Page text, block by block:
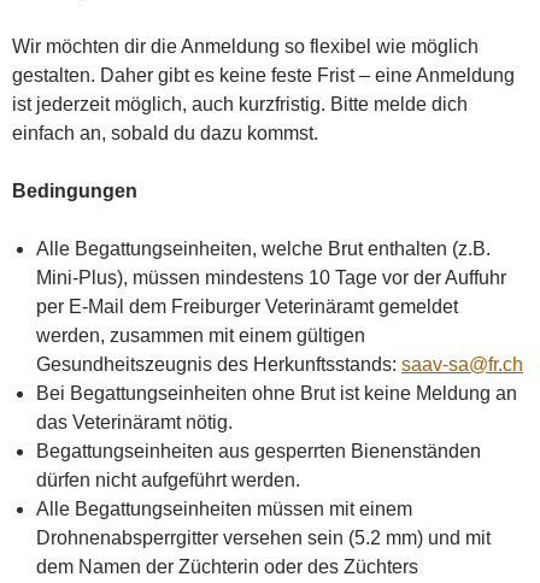
Wir möchten dir die Anmeldung so flexibel wie möglich
gestalten. Daher gibt es keine feste Frist – eine Anmeldung
ist jederzeit möglich, auch kurzfristig. Bitte melde dich
einfach an, sobald du dazu kommst.
Bedingungen
Alle Begattungseinheiten, welche Brut enthalten (z.B.
Mini-Plus), müssen mindestens 10 Tage vor der Auffuhr
per E-Mail dem Freiburger Veterinäramt gemeldet
werden, zusammen mit einem gültigen
Gesundheitszeugnis des Herkunftsstands: saav-sa@fr.ch
Bei Begattungseinheiten ohne Brut ist keine Meldung an
das Veterinäramt nötig.
Begattungseinheiten aus gesperrten Bienenständen
dürfen nicht aufgeführt werden.
Alle Begattungseinheiten müssen mit einem
Drohnenabsperrgitter versehen sein (5.2 mm) und mit
dem Namen der Züchterin oder des Züchters